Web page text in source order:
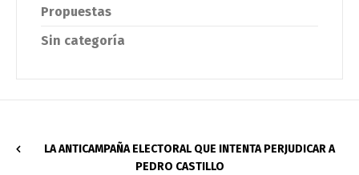
Propuestas
Sin categoría
LA ANTICAMPAÑA ELECTORAL QUE INTENTA PERJUDICAR A
PEDRO CASTILLO